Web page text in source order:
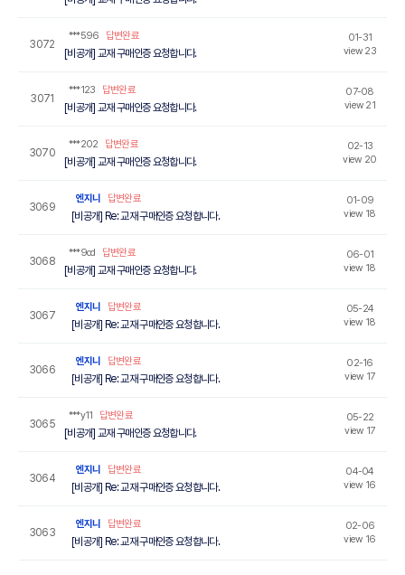
3072
***596 답변완료
[비공개] 교재 구매인증 요청합니다.
01-31
view 23
3071
***123 답변완료
[비공개] 교재 구매인증 요청합니다.
07-08
view 21
3070
***202 답변완료
[비공개] 교재 구매인증 요청합니다.
02-13
view 20
3069
엔지니 답변완료
[비공개] Re: 교재 구매인증 요청합니다.
01-09
view 18
3068
***9cd 답변완료
[비공개] 교재 구매인증 요청합니다.
06-01
view 18
3067
엔지니 답변완료
[비공개] Re: 교재 구매인증 요청합니다.
05-24
view 18
3066
엔지니 답변완료
[비공개] Re: 교재 구매인증 요청합니다.
02-16
view 17
3065
***y11 답변완료
[비공개] 교재 구매인증 요청합니다.
05-22
view 17
3064
엔지니 답변완료
[비공개] Re: 교재 구매인증 요청합니다.
04-04
view 16
3063
엔지니 답변완료
[비공개] Re: 교재 구매인증 요청합니다.
02-06
view 16